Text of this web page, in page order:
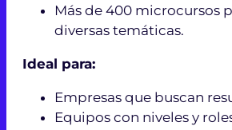
Más de 400 microcursos
diversas temáticas.
Ideal para:
Empresas que buscan
Equipos con niveles y